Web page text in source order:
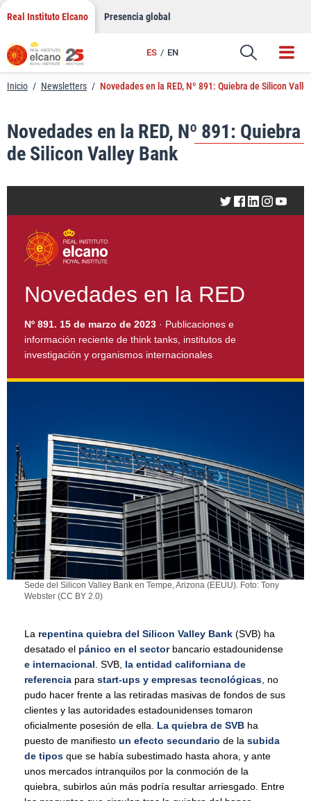
Saltar
contenido
Real Instituto Elcano Presencia global
ES EN
Enlace
Inicio / Newsletters / Novedades en la RED, Nº 891: Quiebra de Silicon
Novedades en la RED, Nº 891: Quiebra
de Silicon Valley Bank